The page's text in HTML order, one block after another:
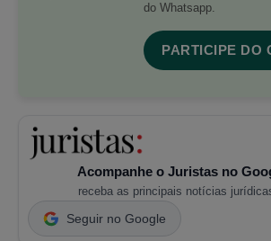
do Whatsapp.
PARTICIPE DO
Acompanhe o Juristas no
receba as principais notícias
Seguir no Google